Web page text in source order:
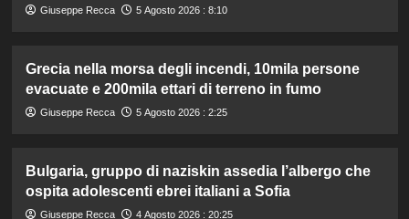
Giuseppe Recca 5 Agosto 2026 : 8:10
Grecia nella morsa degli incendi, 10mila persone
evacuate e 200mila ettari di terreno in fumo
Giuseppe Recca 5 Agosto 2026 : 2:25
Bulgaria, gruppo di naziskin assedia l’albergo che
ospita adolescenti ebrei italiani a Sofia
Giuseppe Recca 4 Agosto 2026 : 20:25